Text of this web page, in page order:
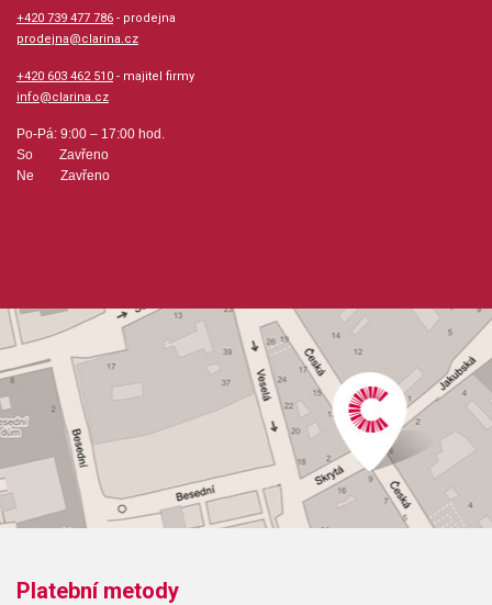
B=středně hluboké, vrtání 7
D=středně ploché, vrtání 76
F=extra ploché, vrtání 76
V=V-tvarované, vrtání 25
3=veliké, tmavé
117= vrtání určené pro piccolové nátrubky
87=široké, velice volné a otevřené
76=brilantní, dobrá vrchní poloha
41=brilantní, klade větší odpor
57=živé, dobrá vrchní poloha
25=veliké, otevřené
+420 739 477 786 - prodejna
prodejna@clarina.cz
+420 603 462 510 - majitel firmy
info@clarina.cz
Po-Pá: 9:00 – 17:00 hod.
So Zavřeno
Ne Zavřeno
Platební metody